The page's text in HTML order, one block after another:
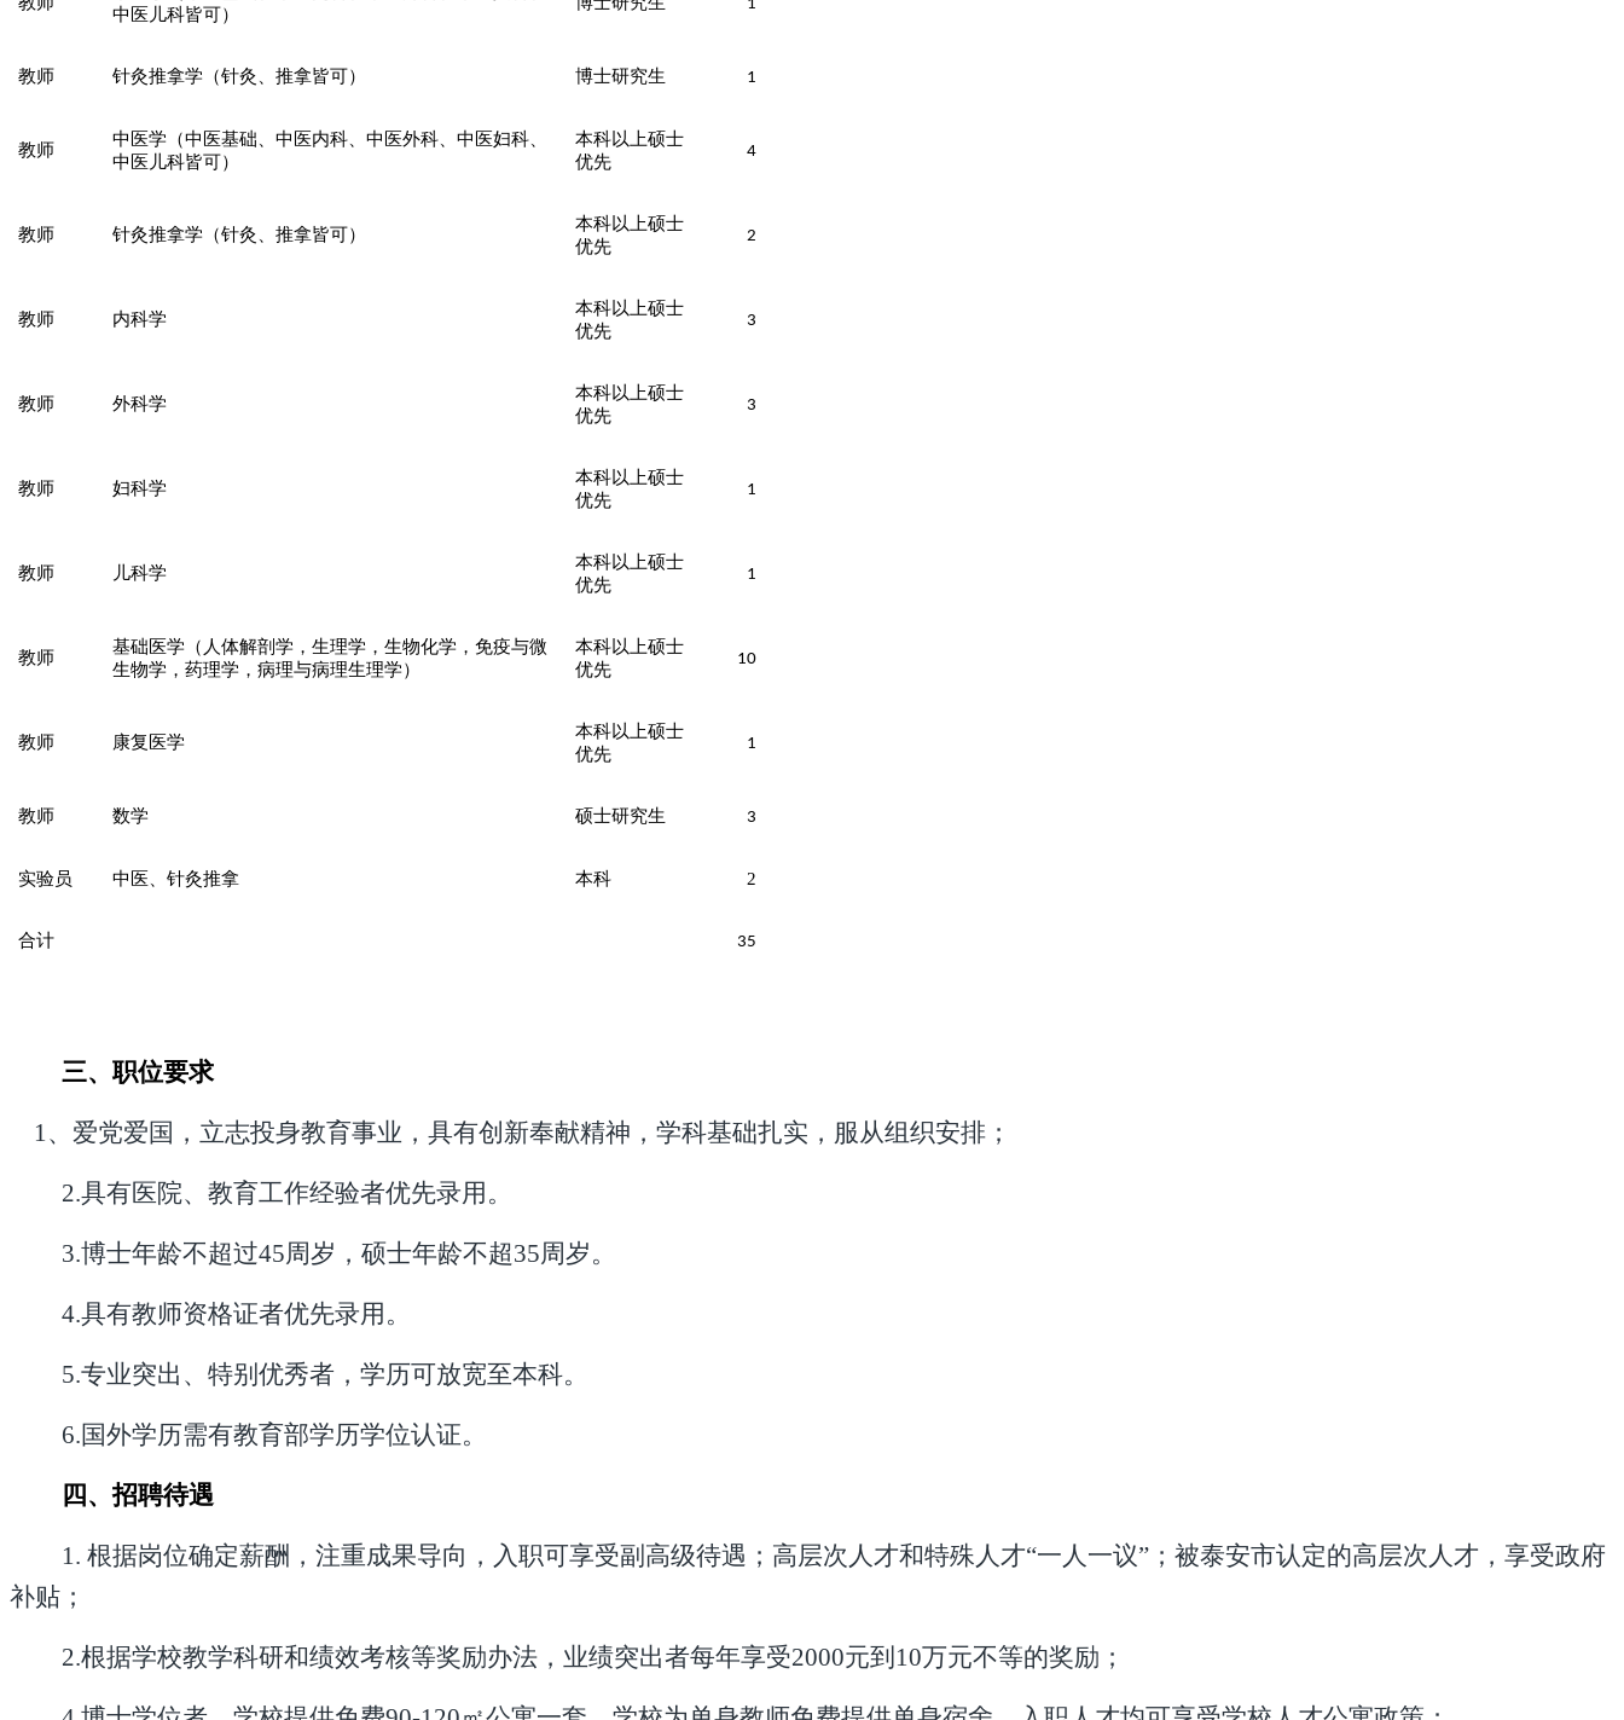
中医儿科皆可）
1
教师 针灸推拿学（针灸、推拿皆可） 博士研究生 1
教师
中医学（中医基础、中医内科、中医外科、中医妇科、
中医儿科皆可）
本科以上硕士
优先
4
教师 针灸推拿学（针灸、推拿皆可）
本科以上硕士
优先
2
教师 内科学
本科以上硕士
优先
3
教师 外科学
本科以上硕士
优先
3
教师 妇科学
本科以上硕士
优先
1
教师 儿科学
本科以上硕士
优先
1
教师
基础医学（人体解剖学，生理学，生物化学，免疫与微
生物学，药理学，病理与病理生理学）
本科以上硕士
优先
10
教师 康复医学
本科以上硕士
优先
1
教师 数学 硕士研究生 3
实验员 中医、针灸推拿 本科 2
合计 35
三、职位要求
1、爱党爱国，立志投身教育事业，具有创新奉献精神，学科基础扎实，服从组织安排；
2.具有医院、教育工作经验者优先录用。
3.博士年龄不超过45周岁，硕士年龄不超35周岁。
4.具有教师资格证者优先录用。
5.专业突出、特别优秀者，学历可放宽至本科。
6.国外学历需有教育部学历学位认证。
四、招聘待遇
1. 根据岗位确定薪酬，注重成果导向，入职可享受副高级待遇；高层次人才和特殊人才“一人一议”；被泰安市认定的高层次人才，享受政府
补贴；
2.根据学校教学科研和绩效考核等奖励办法，业绩突出者每年享受2000元到10万元不等的奖励；